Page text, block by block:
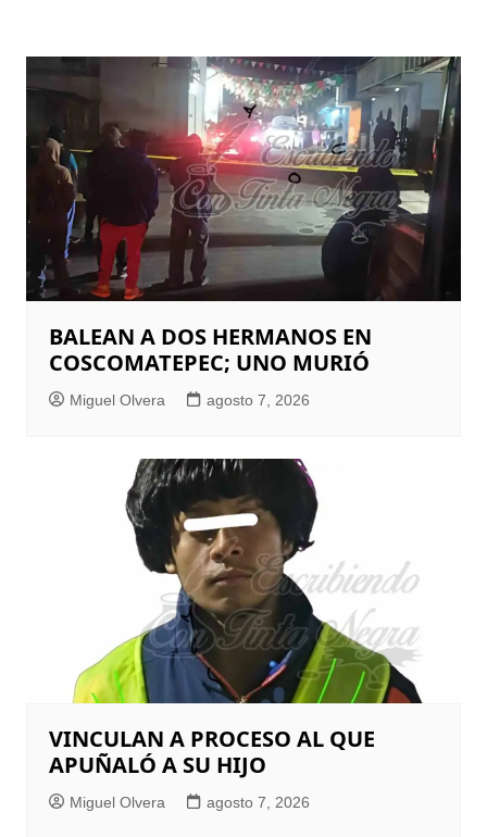
BALEAN A DOS HERMANOS EN
COSCOMATEPEC; UNO MURIÓ
Miguel Olvera agosto 7, 2026
VINCULAN A PROCESO AL QUE
APUÑALÓ A SU HIJO
Miguel Olvera agosto 7, 2026